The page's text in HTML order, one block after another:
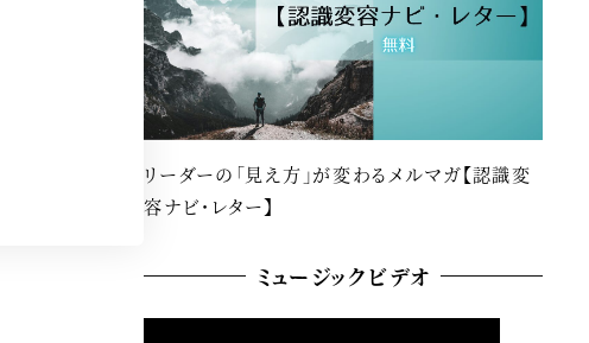
リーダーの「見え方」が変わるメルマガ【認識変
容ナビ・レター】
ミュージックビデオ